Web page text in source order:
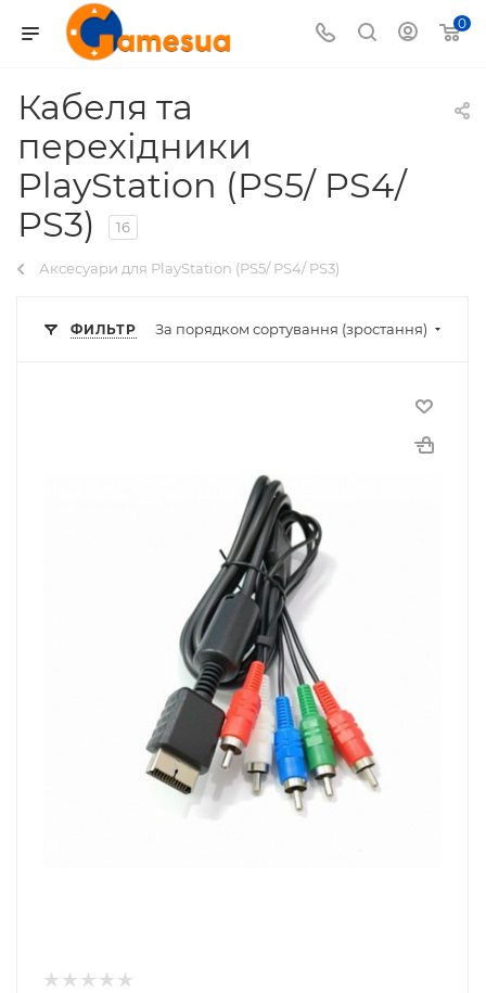
0
Кабеля та
перехідники
PlayStation (PS5/ PS4/
PS3)
16
Аксесуари для PlayStation (PS5/ PS4/ PS3)
ФИЛЬТР За порядком сортування (зростання)